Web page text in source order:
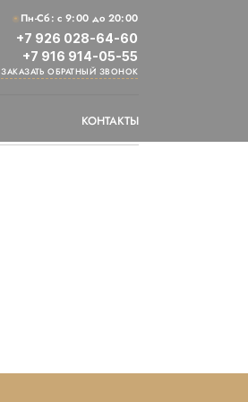
Пн-Cб: с 9:00 до 20:00
+7 926 028-64-60
+7 916 914-05-55
ЗАКАЗАТЬ ОБРАТНЫЙ ЗВОНОК
КОНТАКТЫ